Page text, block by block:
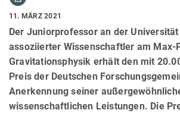
11. MÄRZ 2021
Der Juniorprofessor an der
assoziierter Wissenschaftler am
Gravitationsphysik erhält den mit
Preis der Deutschen
Anerkennung seiner
wissenschaftlichen Leistungen. Die